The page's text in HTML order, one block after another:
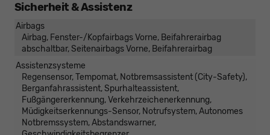
Sicherheit & Assistenz
Airbags
Airbag, Fenster-/Kopfairbags Vorne, Beifahrerairbag
abschaltbar, Seitenairbags Vorne, Beifahrerairbag
Assistenzsysteme
Regensensor, Tempomat, Notbremsassistent (City-Safety),
Berganfahrassistent, Spurhalteassistent,
Fußgängererkennung, Verkehrzeichenerkennung,
Müdigkeitserkennungs-Sensor, Notrufsystem, Autonomes
Notbremssystem, Abstandswarner,